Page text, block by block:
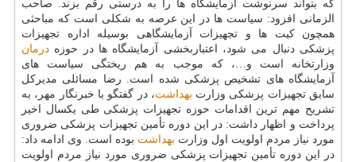
كه بتواند سرنوشت آزمایشگاه ها را به درستی رقم بزند. صاحب
الزمانی افزود: سیاست ها در این عرصه به شكلی است كه مباحثی
همچون كیت ها و تجهیزات آزمایشگاهی بوسیله اداره تجهیزات
پزشكی دنبال می شود، اعتباربخشی آزمایشگاه ها در حوزه درمان
وزارتخانه است و…، كه موجب به هم ریختگی سیاست های
آزمایشگاه های تشخیص پزشكی شده است. رضا مسائلی مدیركل
سابق تجهیزات پزشكی وزارت بهداشت، در گفتگو با خبرنگار مهر، به
تشریح مهم ترین اقدامات حوزه تجهیزات پزشكی طی یكسال اخیر
پرداخت و اظهار داشت: در این دوره تأمین تجهیزات پزشكی ضروری
مورد نیاز مردم اولویت اول وزارت بهداشت بوده است. وی ادامه داد:
در این دوره تأمین تجهیزات پزشكی ضروری مورد نیاز مردم اولویت